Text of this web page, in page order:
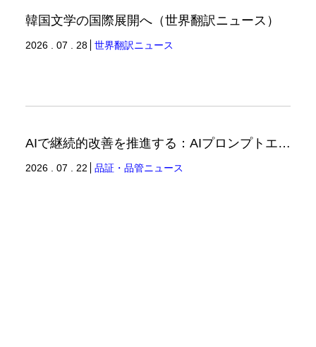
韓国文学の国際展開へ（世界翻訳ニュース）
2026 . 07 . 28 世界翻訳ニュース
AIで継続的改善を推進する：AIプロンプトエンジニアリングへの品質思考の適用-2（品証品管ニュース）
2026 . 07 . 22 品証・品管ニュース